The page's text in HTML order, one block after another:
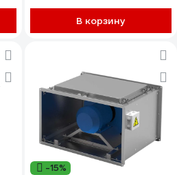
В корзину
-15%